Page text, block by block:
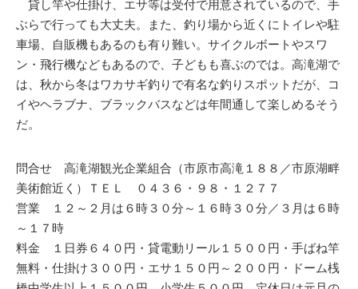
貸し竿や仕掛け、エサ等は受付で用意されているので、手
ぶらで行っても大丈夫。また、釣り場から近くにトイレや駐
車場、自販機もあるのも有り難い。サイクルボートやスワ
ン・飛行機などもあるので、子どもも喜ぶのでは。高滝湖で
は、秋から冬はワカサギ釣りで有名な釣りスポットだが、コ
イやヘラブナ、ブラックバスなどは年間通して楽しめるそう
だ。
問合せ 高滝湖観光企業組合（市原市高滝１８８／市原湖畔
美術館近く）ＴＥＬ ０４３６・９８・１２７７
営業 １２～２月は６時３０分～１６時３０分／３月は６時
～１７時
料金 １日券６４０円・貸電動リール１５００円・手ばね竿
無料・仕掛け３００円・エサ１５０円～２００円・ドーム桟